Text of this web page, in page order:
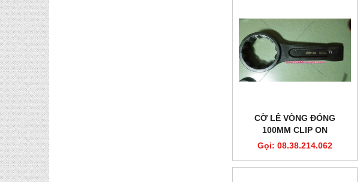
CỜ LÊ VÒNG ĐÓNG
100MM CLIP ON
Gọi: 08.38.214.062